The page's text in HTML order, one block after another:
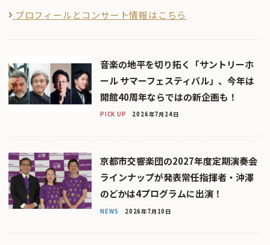
プロフィールとコンサート情報はこちら
音楽の地平を切り拓く「サントリーホ
ール サマーフェスティバル」、今年は
開館40周年ならではの新企画も！
PICK UP 2026年7月24日
京都市交響楽団の2027年度定期演奏会
ラインナップが発表――常任指揮者・沖澤
のどかは4プログラムに出演！
NEWS 2026年7月10日